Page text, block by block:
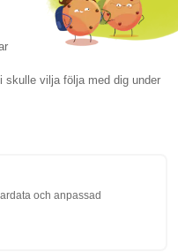
skulle vilja följa med dig under
och anpassad